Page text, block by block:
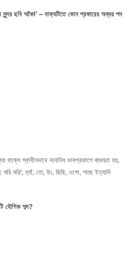
সুন্দর ছবি আঁক!’ – বাক্যটিতে কোন প্রকারের অব্যয় পদ
বাক্যে স্বাধীনভাবে নানাবিধ ভাবপ্রকাশে ব্যবহৃত হয়,
মরি!, হ্যাঁ, তো, উঃ, ছিছি, ওগো, পাছে ইত্যাদি
যৌগিক শব্দ?